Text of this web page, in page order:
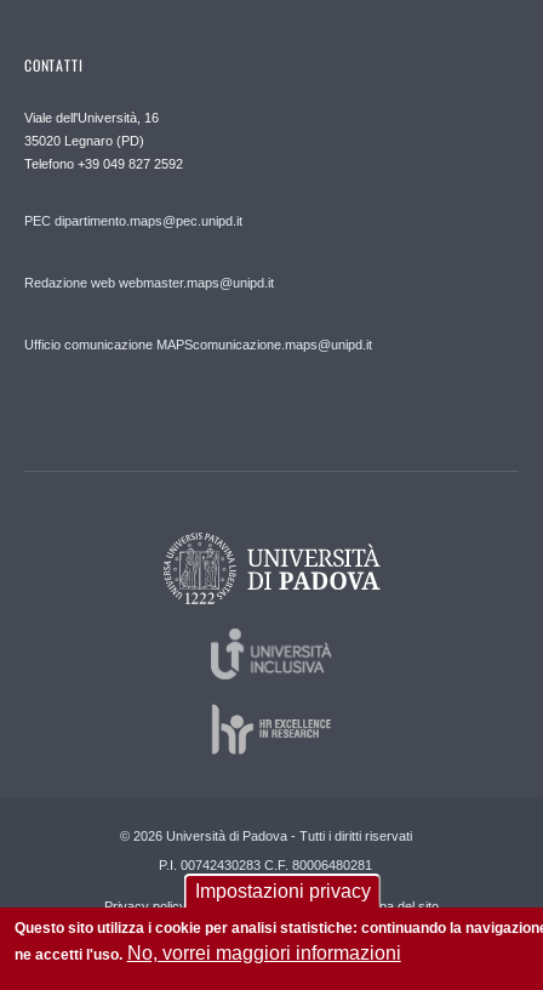
CONTATTI
Viale dell'Università, 16
35020 Legnaro (PD)
Telefono +39 049 827 2592
PEC dipartimento.maps@pec.unipd.it
Redazione web webmaster.maps@unipd.it
Ufficio comunicazione MAPScomunicazione.maps@unipd.it
© 2026 Università di Padova - Tutti i diritti riservati
P.I. 00742430283 C.F. 80006480281
Privacy policy Mappa del sito
Impostazioni privacy
Questo sito utilizza i cookie per analisi statistiche: continuando la
ne accetti l'uso. No, vorrei maggiori informazioni